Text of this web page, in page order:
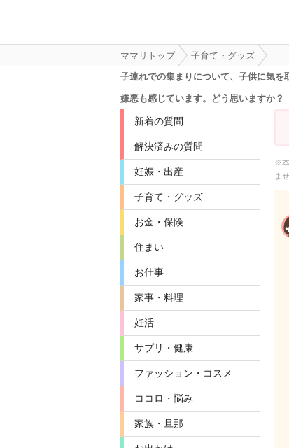
ママリトップ
子育て・グッズ
子連れでの集まりについて、子供に気
嫌悪も感じています。どう思いますか？
新着の質問
解決済みの質問
妊娠・出産
子育て・グッズ
お金・保険
住まい
お仕事
家事・料理
妊活
サプリ・健康
ファッション・コスメ
ココロ・悩み
家族・旦那
※本
ま